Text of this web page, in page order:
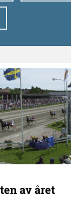
av året